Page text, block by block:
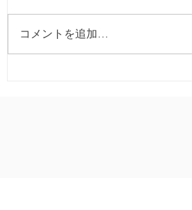
コメントを追加…